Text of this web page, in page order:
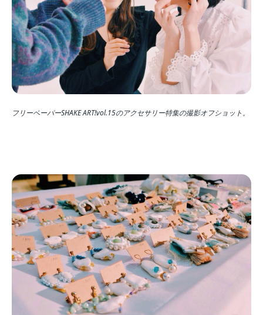
フリーペーパーSHAKE ART!vol.15のアクセサリー特集の撮影オフショット。